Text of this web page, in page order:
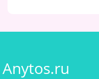
Anytos.ru